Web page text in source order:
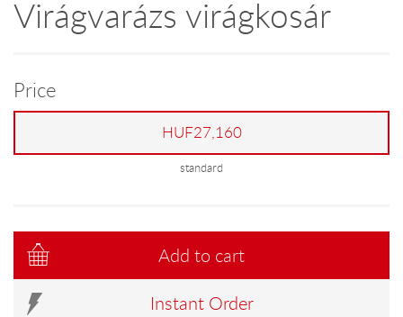
Virágvarázs virágkosár
Price
HUF27,160
standard
Add to cart
Instant Order